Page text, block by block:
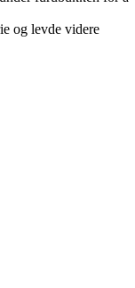
og levde videre